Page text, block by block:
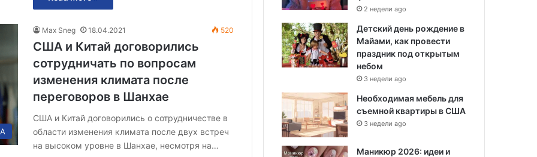
Max Sneg 18.04.2021 520
США и Китай договорились
сотрудничать по вопросам
изменения климата после
переговоров в Шанхае
США и Китай договорились о сотрудничестве в
области изменения климата после двух встреч
на высоком уровне в Шанхае, несмотря на…
2 недели ago
Детский день рождение в
Майами, как провести
праздник под открытым
небом
3 недели ago
Необходимая мебель для
съемной квартиры в США
3 недели ago
Маникюр 2026: идеи и